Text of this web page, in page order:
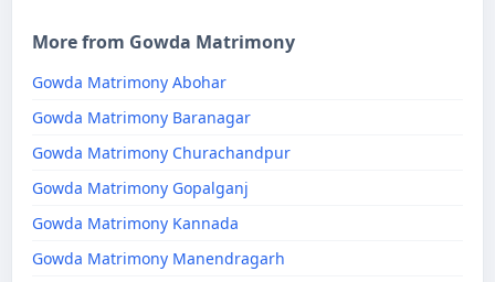
More from Gowda Matrimony
Gowda Matrimony Abohar
Gowda Matrimony Baranagar
Gowda Matrimony Churachandpur
Gowda Matrimony Gopalganj
Gowda Matrimony Kannada
Gowda Matrimony Manendragarh